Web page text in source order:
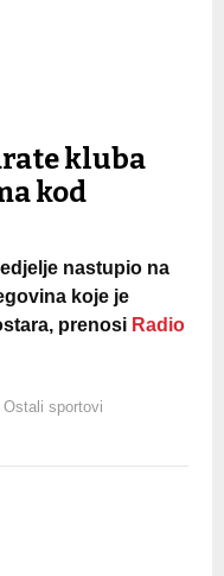
kluba
kod
nastupio na
koje je
prenosi Radio
Ostali sportovi